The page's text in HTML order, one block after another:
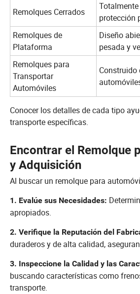
Remolques Cerrados
protección
Remolques de
Plataforma
Diseño
pesada y
Remolques para
Transportar
Automóviles
Conocer los detalles de cada tipo
transporte específicas.
Encontrar el Remolque
y Adquisición
Al buscar un remolque para
1. Evalúe sus Necesidades:
apropiados.
2. Verifique la Reputación del
duraderos y de alta calidad,
3. Inspeccione la Calidad y las
buscando características como
transporte.